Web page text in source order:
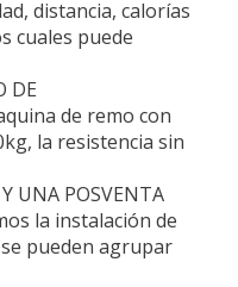
distancia, calorías
cuales puede
DE
de remo con
la resistencia sin
UNA POSVENTA
la instalación de
pueden agrupar